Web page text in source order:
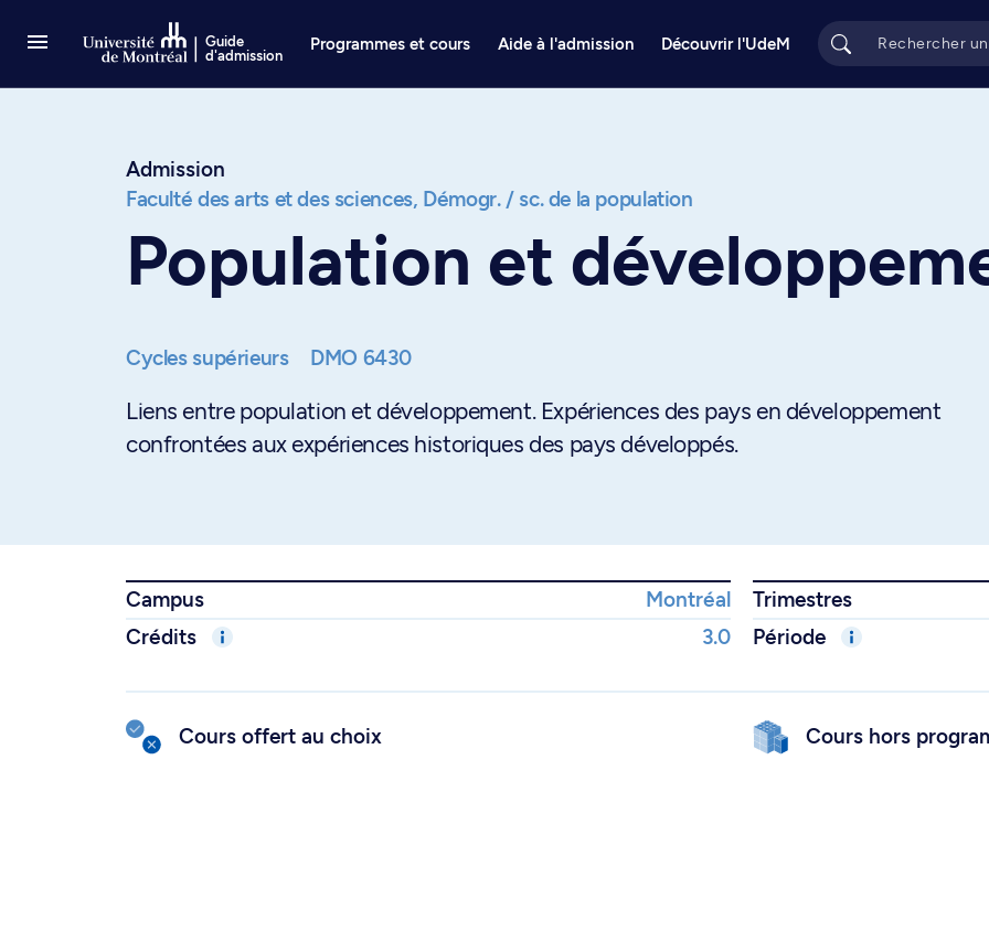
Guide
d'admission
Programmes et cours Aide à l'admission Découvrir l'UdeM
Admission
Faculté des arts et des sciences, Démogr. / sc. de la population
Population et
Cycles supérieurs DMO 6430
Liens entre population et développement. Expériences des pays en développement
confrontées aux expériences historiques des pays développés.
Campus Montréal
Trimestres
Crédits
3.0 Période
Cours offert au choix Cours hors